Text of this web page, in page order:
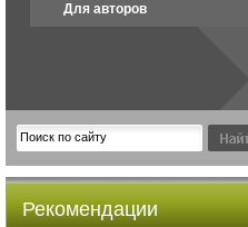
Для авторов
Рекомендации